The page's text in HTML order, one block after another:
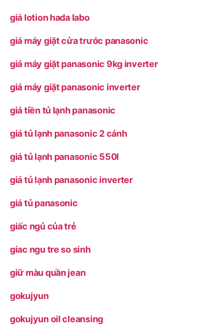
giá lotion hada labo
giá máy giặt cửa trước panasonic
giá máy giặt panasonic 9kg inverter
giá máy giặt panasonic inverter
giá tiền tủ lạnh panasonic
giá tủ lạnh panasonic 2 cánh
giá tủ lạnh panasonic 550l
giá tủ lạnh panasonic inverter
giá tủ panasonic
giấc ngủ của trẻ
giac ngu tre so sinh
giữ màu quần jean
gokujyun
gokujyun oil cleansing